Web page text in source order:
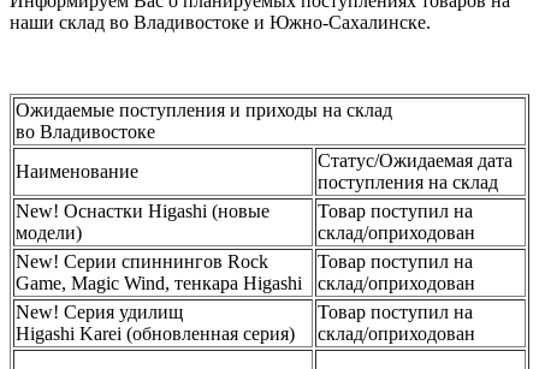
наши склад во Владивостоке и Южно-Сахалинске.
Ожидаемые поступления и приходы на склад
во Владивостоке
Наименование
Статус/Ожидаемая дата
поступления на склад
New! Оснастки Higashi (новые
модели)
Товар поступил на
склад/оприходован
New! Серии спиннингов Rock
Game, Magic Wind, тенкара Higashi
Товар поступил на
склад/оприходован
New! Серия удилищ
Higashi Karei (обновленная серия)
Товар поступил на
склад/оприходован